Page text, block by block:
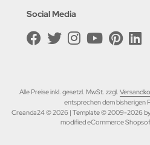
Social Media
Alle Preise inkl. gesetzl. MwSt. zzgl.
entsprechen dem bisherigen
Creanda24 © 2026 | Template © 2009-2026
modified eCommerce